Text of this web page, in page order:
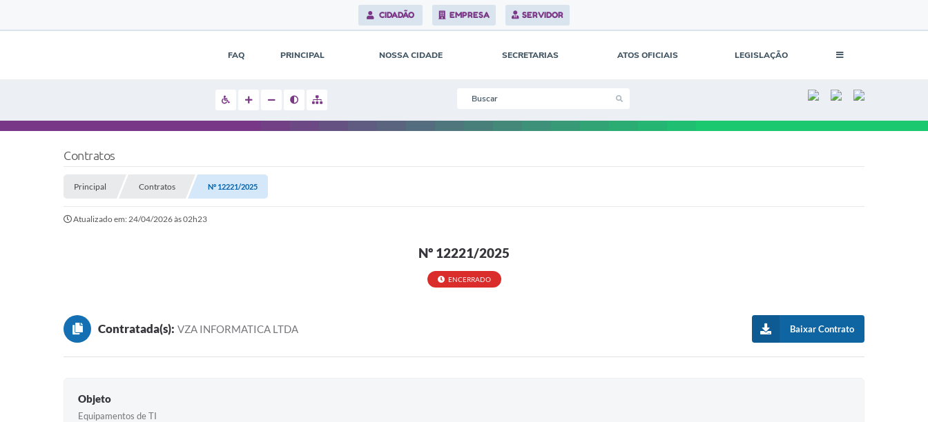
CIDADÃO EMPRESA SERVIDOR
FAQ PRINCIPAL NOSSA CIDADE SECRETARIAS ATOS OFICIAIS LEGISLAÇÃO
Contratos
Principal Contratos Nº 12221/2025
Atualizado em: 24/04/2026 às 02h23
Nº 12221/2025
ENCERRADO
Contratada(s): VZA INFORMATICA LTDA Baixar Contrato
Objeto
Equipamentos de TI